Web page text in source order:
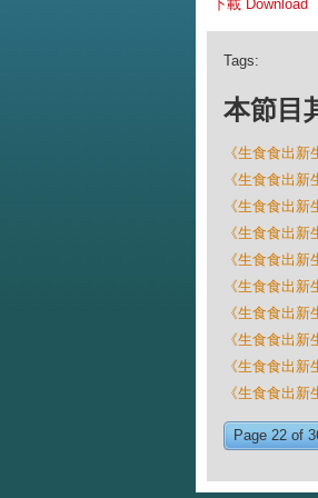
下載 Download
Tags:
本節目
《生食食出
《生食食出
《生食食出
《生食食出
《生食食出
《生食食出
《生食食出
《生食食出
《生食食出
《生食食出
Page 22 of